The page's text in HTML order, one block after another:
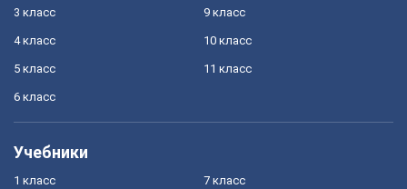
3 класс
4 класс
5 класс
6 класс
9 класс
10 класс
11 класс
Учебники
1 класс 7 класс